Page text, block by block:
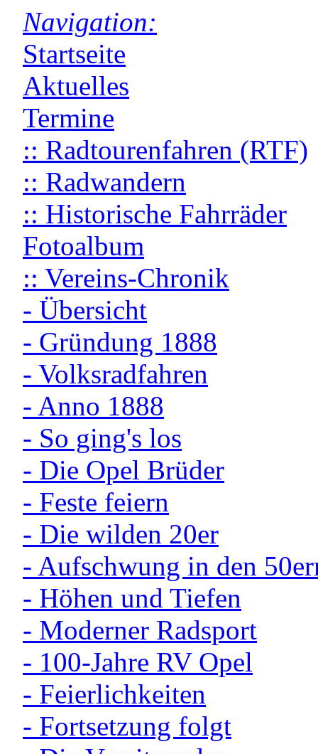
Navigation:
Startseite
Aktuelles
Termine
:: Radtourenfahren (RTF)
:: Radwandern
:: Historische Fahrräder
Fotoalbum
:: Vereins-Chronik
- Übersicht
- Gründung 1888
- Volksradfahren
- Anno 1888
- So ging's los
- Die Opel Brüder
- Feste feiern
- Die wilden 20er
- Aufschwung in den
- Höhen und Tiefen
- Moderner Radsport
- 100-Jahre RV Opel
- Feierlichkeiten
- Fortsetzung folgt